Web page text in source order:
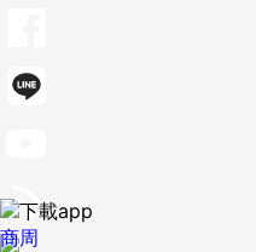
商周